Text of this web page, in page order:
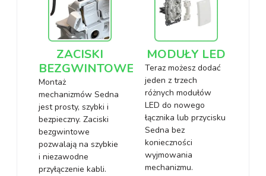
ZACISKI
BEZGWINTOWE
Montaż
mechanizmów Sedna
jest prosty, szybki i
bezpieczny. Zaciski
bezgwintowe
pozwalają na szybkie
i niezawodne
przyłączenie kabli.
MODUŁY LED
Teraz możesz dodać
jeden z trzech
różnych modułów
LED do nowego
łącznika lub przycisku
Sedna bez
konieczności
wyjmowania
mechanizmu.